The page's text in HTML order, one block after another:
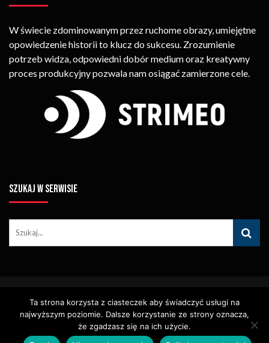
W świecie zdominowanym przez ruchome obrazy, umiejętne
opowiedzenie historii to klucz do sukcesu. Zrozumienie
potrzeb widza, odpowiedni dobór medium oraz kreatywny
proces produkcyjny pozwala nam osiągać zamierzone cele.
SZUKAJ W SERWISIE
Tym Zdjęć, Materiałów Wideo) Bez Pisemnego Zezwolenia
Zabronione.
Identyfikacja Wizualna – Logotypy
Polityka Cookies
Polityka Prywatności
Ta strona korzysta z ciasteczek aby świadczyć usługi na
najwyższym poziomie. Dalsze korzystanie ze strony oznacza,
że zgadzasz się na ich użycie.